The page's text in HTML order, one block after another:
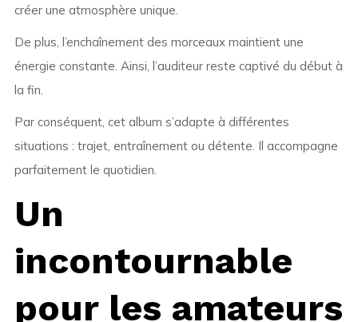
créer une atmosphère unique.
De plus, l’enchaînement des morceaux maintient une
énergie constante. Ainsi, l’auditeur reste captivé du début à
la fin.
Par conséquent, cet album s’adapte à différentes
situations : trajet, entraînement ou détente. Il accompagne
parfaitement le quotidien.
Un
incontournable
pour les amateurs